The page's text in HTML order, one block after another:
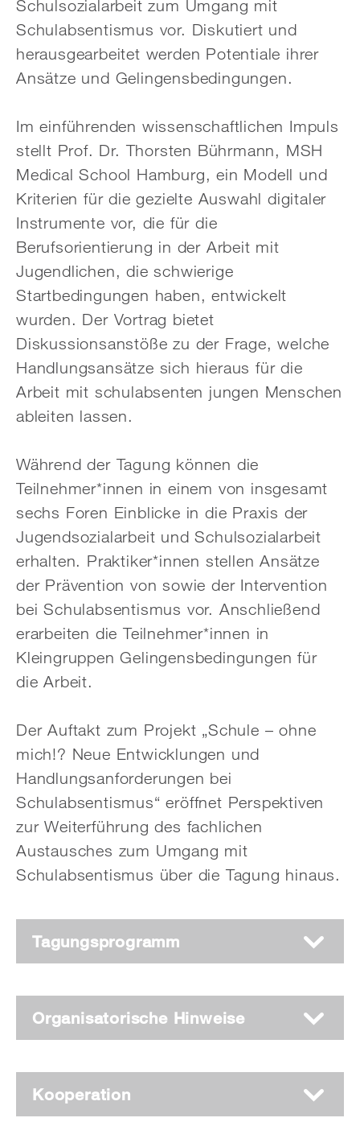
Schulsozialarbeit zum Umgang mit
Schulabsentismus vor. Diskutiert und
herausgearbeitet werden Potentiale ihrer
Ansätze und Gelingensbedingungen.
Im einführenden wissenschaftlichen Impuls
stellt Prof. Dr. Thorsten Bührmann, MSH
Medical School Hamburg, ein Modell und
Kriterien für die gezielte Auswahl digitaler
Instrumente vor, die für die
Berufsorientierung in der Arbeit mit
Jugendlichen, die schwierige
Startbedingungen haben, entwickelt
wurden. Der Vortrag bietet
Diskussionsanstöße zu der Frage, welche
Handlungs­ansätze sich hieraus für die
Arbeit mit schulabsenten jungen Menschen
ableiten lassen.
Während der Tagung können die
Teilnehmer*innen in einem von insgesamt
sechs Foren Ein­blicke in die Praxis der
Jugendsozialarbeit und Schulsozialarbeit
erhalten. Praktiker*innen stellen Ansätze
der Prävention von sowie der Intervention
bei Schulabsentismus vor. An­schließend
erarbeiten die Teilnehmer*innen in
Kleingruppen Gelingensbedingungen für
die Arbeit.
Der Auftakt zum Projekt „Schule – ohne
mich!? Neue Entwicklungen und
Handlungs­an­forderungen bei
Schulabsentismus“ eröffnet Perspektiven
zur Weiterführung des fachlichen
Austausches zum Umgang mit
Schulabsentismus über die Tagung hinaus.
Tagungsprogramm
Organisatorische Hinweise
Kooperation